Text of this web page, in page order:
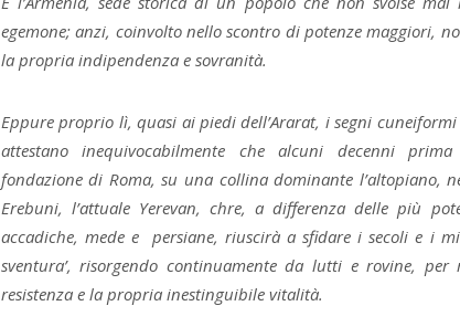
egemone; anzi, coinvolto nello scontro di potenze maggiori,
la propria indipendenza e sovranità.
Eppure proprio lì, quasi ai piedi dell’Ararat, i segni
attestano inequivocabilmente che alcuni decenni
fondazione di Roma, su una collina dominante l’altopiano,
Erebuni, l’attuale Yerevan, chre, a differenza delle più
accadiche, mede e persiane, riuscirà a sfidare i secoli e i
sventura’, risorgendo continuamente da lutti e rovine,
resistenza e la propria inestinguibile vitalità.